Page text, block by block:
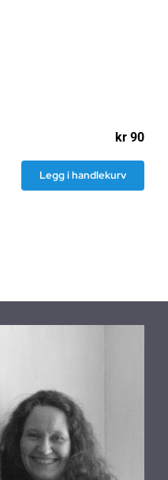
kr 90
Legg i handlekurv